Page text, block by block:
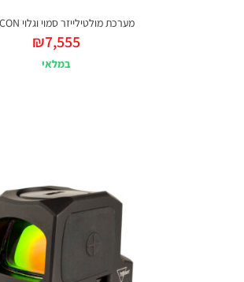
מערכת מולטילייזר סמוי וגלוי NEWCON
₪7,555
במלאי